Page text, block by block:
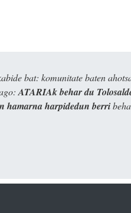
bat: komunitate baten
ATARIAk behar du
hamarna harpidedun berri